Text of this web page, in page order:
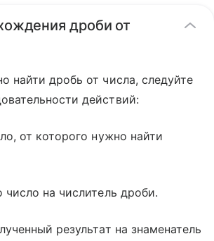
дроби от
найти дробь от числа, следуйте
действий:
от которого нужно найти
число на числитель дроби.
результат на знаменатель